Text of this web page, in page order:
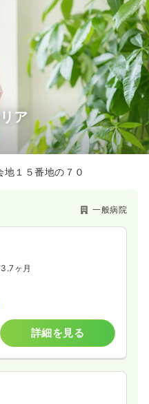
ア
１５番地の７０
一般病院
ヶ月
詳細を見る